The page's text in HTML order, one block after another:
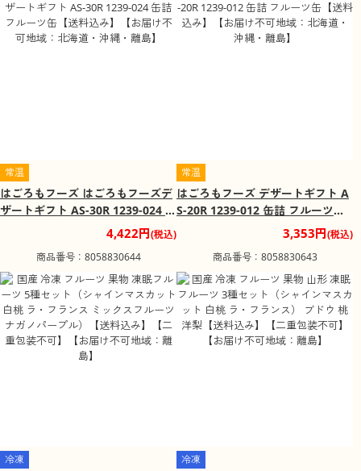
常温
はごろもフーズ はごろもフーズデ
ザートギフト AS-30R 1239-024 缶
詰 フルーツ缶【送料込み】【お届
け不可地域：北海道・沖縄・離
4,422円(税込)
商品番号：8058830644
常温
はごろもフーズ デザートギフト A
S-20R 1239-012 缶詰 フルーツ缶
【送料込み】【お届け不可地域：
3,353円(税込)
商品番号：8058830643
冷凍 冷凍